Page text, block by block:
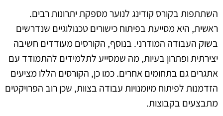
השתתפות בקורס קודינג לנוער מספקת יתרונות רבים.
ראשית, היא מסייעת בפיתוח כישורים טכנולוגיים שנדרשים
בשוק העבודה המודרני. בנוסף, הקורסים מעודדים חשיבה
יצירתית ופתרון בעיות, מה שמסייע לתלמידים להתמודד עם
אתגרים גם בתחומים אחרים. כמו כן, הקורסים הללו מציעים
הזדמנות לפיתוח מיומנויות עבודה בצוות, שכן רוב הפרויקטים
מתבצעים בקבוצות.